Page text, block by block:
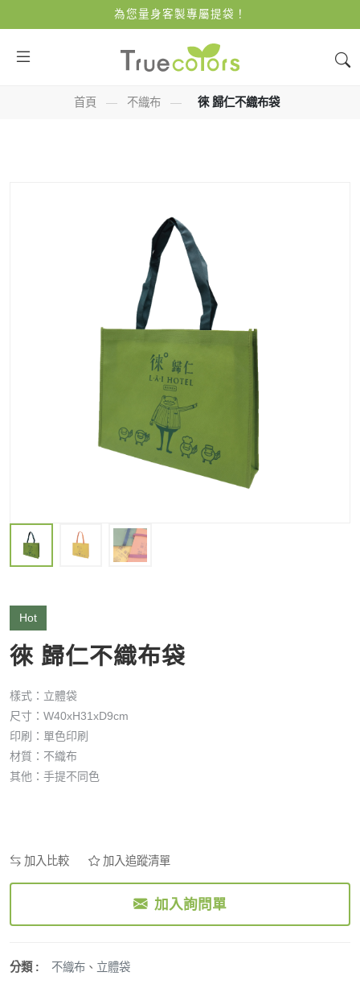
為您量身客製專屬提袋！
首頁 — 不織布 — 徠 歸仁不織布袋
Hot
徠 歸仁不織布袋
樣式：立體袋
尺寸：W40xH31xD9cm
印刷：單色印刷
材質：不織布
其他：手提不同色
加入比較 加入追蹤清單
加入詢問單
分類 : 不織布 、 立體袋